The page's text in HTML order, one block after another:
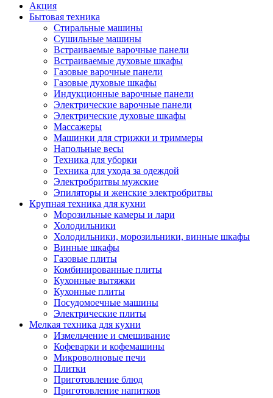
Акция
Бытовая техника
Стиральные машины
Сушильные машины
Встраиваемые варочные панели
Встраиваемые духовые шкафы
Газовые варочные панели
Газовые духовые шкафы
Индукционные варочные панели
Электрические варочные панели
Электрические духовые шкафы
Массажеры
Машинки для стрижки и триммеры
Напольные весы
Техника для уборки
Техника для ухода за одеждой
Электробритвы мужские
Эпиляторы и женские электробритвы
Крупная техника для кухни
Морозильные камеры и лари
Холодильники
Холодильники, морозильники, винные шкафы
Винные шкафы
Газовые плиты
Комбинированные плиты
Кухонные вытяжки
Кухонные плиты
Посудомоечные машины
Электрические плиты
Мелкая техника для кухни
Измельчение и смешивание
Кофеварки и кофемашины
Микроволновые печи
Плитки
Приготовление блюд
Приготовление напитков